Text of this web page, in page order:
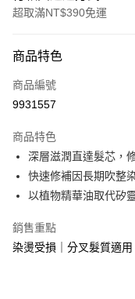
超取滿NT$390免運
POYA支付
信用卡一次付款
LINE Pay
Apple Pay
悠遊付
商品特色
商品編號
9931557
商品特色
深層滋潤直達髮芯，
快速修補因長期吹整
以植物精華油取代矽
銷售重點
染燙受損｜分叉髮質適用